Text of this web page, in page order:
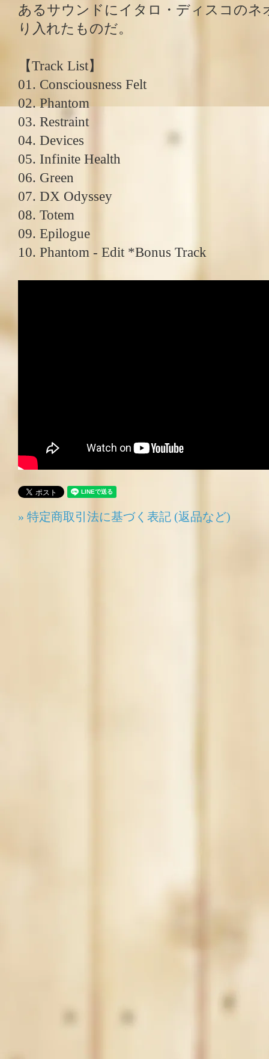
あるサウンドにイタロ・ディスコのネ
り入れたものだ。
【Track List】
01. Consciousness Felt
02. Phantom
03. Restraint
04. Devices
05. Infinite Health
06. Green
07. DX Odyssey
08. Totem
09. Epilogue
10. Phantom - Edit *Bonus Track
» 特定商取引法に基づく表記 (返品など)